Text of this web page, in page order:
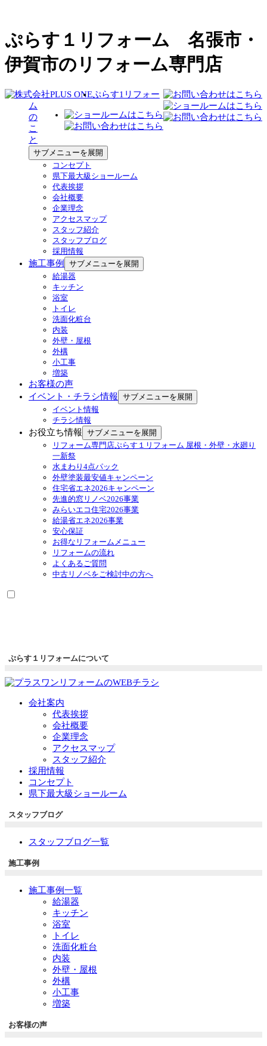
ぷらす１リフォーム 名張市・
伊賀市のリフォーム専門店
ぷらす1リフォー
ム
の
こ
と
サブメニューを展開
コンセプト
県下最大級ショールーム
代表挨拶
会社概要
企業理念
アクセスマップ
スタッフ紹介
スタッフブログ
採用情報
施工事例
サブメニューを展開
給湯器
キッチン
浴室
トイレ
洗面化粧台
内装
外壁・屋根
外構
小工事
増築
お客様の声
イベント・チラシ情報 サブメニューを展開
イベント情報
チラシ情報
お役立ち情報 サブメニューを展開
リフォーム専門店ぷらす１リフォーム 屋根・外壁・水廻り
一新祭
水まわり4点パック
外壁塗装最安値キャンペーン
住宅省エネ2026キャンペーン
先進的窓リノベ2026事業
みらいエコ住宅2026事業
給湯省エネ2026事業
安心保証
お得なリフォームメニュー
リフォームの流れ
よくあるご質問
中古リノベをご検討中の方へ
ぷらす１リフォームについて
会社案内
代表挨拶
会社概要
企業理念
アクセスマップ
スタッフ紹介
採用情報
コンセプト
県下最大級ショールーム
スタッフブログ
スタッフブログ一覧
施工事例
施工事例一覧
給湯器
キッチン
浴室
トイレ
洗面化粧台
内装
外壁・屋根
外構
小工事
増築
お客様の声